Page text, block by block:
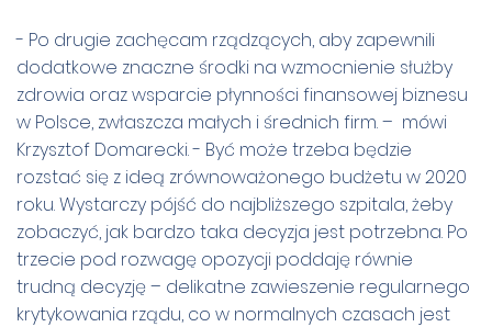
- Po drugie zachęcam rządzących, aby zapewnili
dodatkowe znaczne środki na wzmocnienie służby
zdrowia oraz wsparcie płynności finansowej biznesu
w Polsce, zwłaszcza małych i średnich firm. – mówi
Krzysztof Domarecki. - Być może trzeba będzie
rozstać się z ideą zrównoważonego budżetu w 2020
roku. Wystarczy pójść do najbliższego szpitala, żeby
zobaczyć, jak bardzo taka decyzja jest potrzebna. Po
trzecie pod rozwagę opozycji poddaję równie
trudną decyzję – delikatne zawieszenie regularnego
krytykowania rządu, co w normalnych czasach jest